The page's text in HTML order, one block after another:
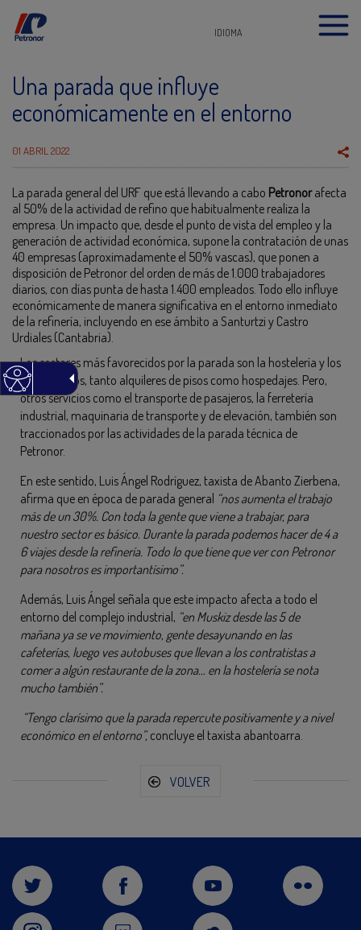
IDIOMA
Una parada que influye
económicamente en el entorno
01 ABRIL 2022
La parada general del URF que está llevando a cabo Petronorafecta
al 50% de la actividad de refino que habitualmente realiza la
empresa. Un impacto que, desde el punto de vista del empleo y la
generación de actividad económica, supone la contratación de unas
40 empresas (aproximadamente el 50% vascas), que ponen a
disposición de Petronor del orden de más de 1.000 trabajadores
diarios, con días punta de hasta 1.400 empleados. Todo ello influye
económicamente de manera significativa en el entorno inmediato
de la refinería, incluyendo en ese ámbito a Santurtzi y Castro
Urdiales (Cantabria).
Los sectores más favorecidos por la parada son la hostelería y los
alojamientos, tanto alquileres de pisos como hospedajes. Pero,
otros servicios como el transporte de pasajeros, la ferretería
industrial, maquinaria de transporte y de elevación, también son
traccionados por las actividades de la parada técnica de
Petronor.
En este sentido, Luis Ángel Rodríguez, taxista de Abanto Zierbena,
afirma que en época de parada general “nos aumenta el trabajo
más de un 30%. Con toda la gente que viene a trabajar, para
nuestro sector es básico. Durante la parada podemos hacer de 4 a
6 viajes desde la refinería. Todo lo que tiene que ver con Petronor
para nosotros es importantísimo”.
Además, Luis Ángel señala que este impacto afecta a todo el
entorno del complejo industrial, “en Muskiz desde las 5 de
mañana ya se ve movimiento, gente desayunando en las
cafeterías, luego ves autobuses que llevan a los contratistas a
comer a algún restaurante de la zona… en la hostelería se nota
mucho también”.
“Tengo clarísimo que la parada repercute positivamente y a nivel
económico en el entorno”, concluye el taxista abantoarra.
VOLVER